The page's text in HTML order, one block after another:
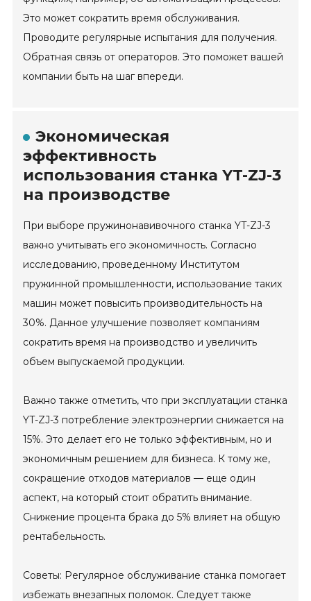
Это может сократить время обслуживания.
Проводите регулярные испытания для получения.
Обратная связь от операторов. Это поможет вашей
компании быть на шаг впереди.
Экономическая
эффективность
использования станка YT-ZJ-3
на производстве
При выборе пружинонавивочного станка YT-ZJ-3
важно учитывать его экономичность. Согласно
исследованию, проведенному Институтом
пружинной промышленности, использование таких
машин может повысить производительность на
30%. Данное улучшение позволяет компаниям
сократить время на производство и увеличить
объем выпускаемой продукции.
Важно также отметить, что при эксплуатации станка
YT-ZJ-3 потребление электроэнергии снижается на
15%. Это делает его не только эффективным, но и
экономичным решением для бизнеса. К тому же,
сокращение отходов материалов — еще один
аспект, на который стоит обратить внимание.
Снижение процента брака до 5% влияет на общую
рентабельность.
Советы: Регулярное обслуживание станка помогает
избежать внезапных поломок. Следует также